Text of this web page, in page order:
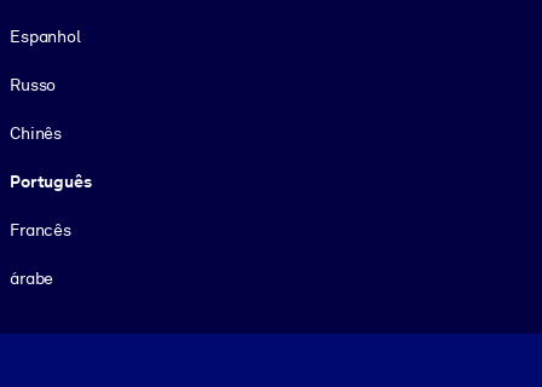
Espanhol
Russo
Chinês
Português
Francês
árabe